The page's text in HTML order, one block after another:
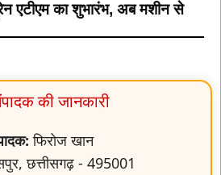
एटीएम का शुभारंभ, अब मशीन से
की जानकारी
फिरोज खान
छत्तीसगढ़ - 495001